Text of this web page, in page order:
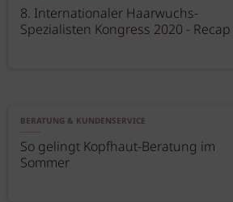
8. Internationaler Haarwuchs-
Spezialisten Kongress 2020 - Recap
BERATUNG & KUNDENSERVICE
So gelingt Kopfhaut-Beratung im
Sommer